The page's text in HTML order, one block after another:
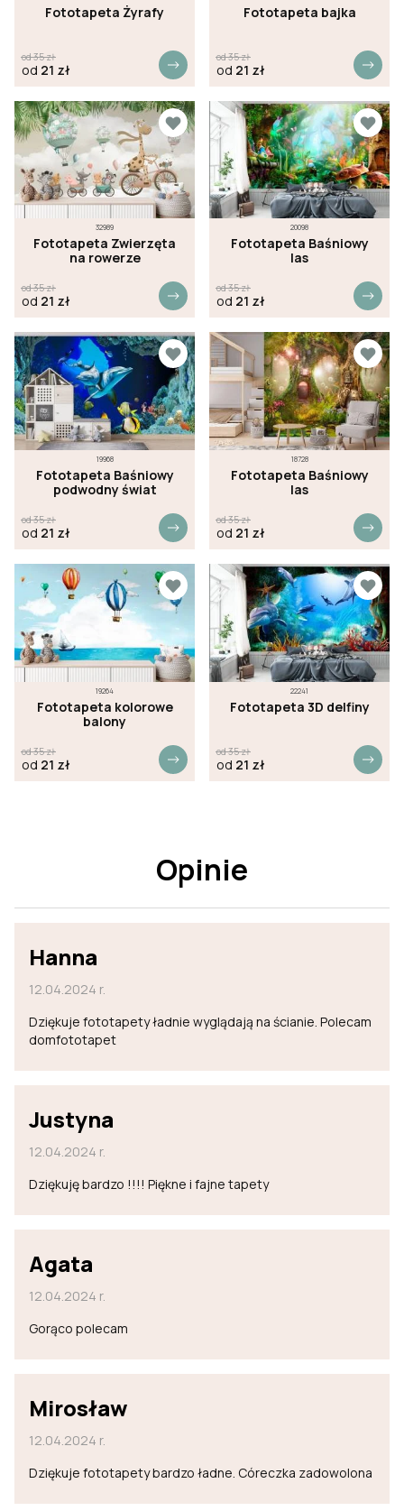
Fototapeta Żyrafy
od35zł
od 21 zł
Fototapeta bajka
od35zł
od 21 zł
32989
Fototapeta Zwierzęta
na rowerze
od35zł
od 21 zł
20098
Fototapeta Baśniowy
las
od35zł
od 21 zł
19968
Fototapeta Baśniowy
podwodny świat
od35zł
od 21 zł
18728
Fototapeta Baśniowy
las
od35zł
od 21 zł
19264
Fototapeta kolorowe
balony
od35zł
od 21 zł
22241
Fototapeta 3D delfiny
od35zł
od 21 zł
Opinie
Hanna
12.04.2024 r.
Dziękuje fototapety ładnie wyglądają na ścianie. Polecam
domfototapet
Justyna
12.04.2024 r.
Dziękuję bardzo !!!! Piękne i fajne tapety
Agata
12.04.2024 r.
Gorąco polecam
Mirosław
12.04.2024 r.
Dziękuje fototapety bardzo ładne. Córeczka zadowolona